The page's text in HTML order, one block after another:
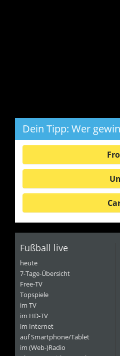
Dein Tipp: Wer
Fußball live
heute
7-Tage-Übersicht
Free-TV
Topspiele
im TV
im HD-TV
im Internet
auf Smartphone/Tablet
im (Web-)Radio